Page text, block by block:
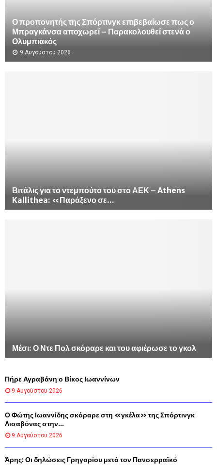
Ο προπονητής της Σπόρτινγκ επιβεβαίωσε πως ο
Μπραγκάνσα αποχωρεί – Παρακολουθεί στενά ο
Ολυμπιακός
9 Αυγούστου 2026
Βιτάλις για το ντεμπούτο του στο ΑΕΚ – Athens
Kallithea: «Παράξενο σε...
Μέσι: Ο Ντε Πολ σκόραρε και του αφιέρωσε το γκολ
Πήρε Αγραβάνη ο Βίκος Ιωαννίνων
9 Αυγούστου 2026
Ο Φώτης Ιωαννίδης σκόραρε στη «γκέλα» της Σπόρτινγκ
Λισαβόνας στην...
9 Αυγούστου 2026
Άρης: Οι δηλώσεις Γρηγορίου μετά τον Πανσερραϊκό